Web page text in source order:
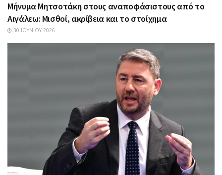
Μήνυμα Μητσοτάκη στους αναποφάσιστους από το
Αιγάλεω: Μισθοί, ακρίβεια και το στοίχημα
30 ΙΟΥΝΊΟΥ 2026